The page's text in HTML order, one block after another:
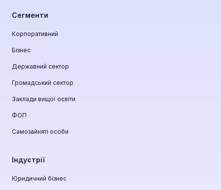
Сегменти
Корпоративний
Бізнес
Державний сектор
Громадський сектор
Заклади вищої освіти
ФОП
Самозайняті особи
Індустрії
Юридичний бізнес